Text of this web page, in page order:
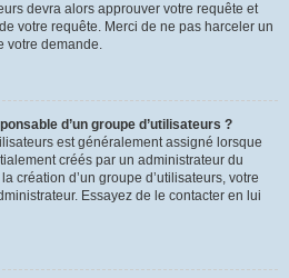
devra alors approuver votre requête et
votre requête. Merci de ne pas harceler un
votre demande.
d’un groupe d’utilisateurs ?
est généralement assigné lorsque
créés par un administrateur du
création d’un groupe d’utilisateurs, votre
Essayez de le contacter en lui